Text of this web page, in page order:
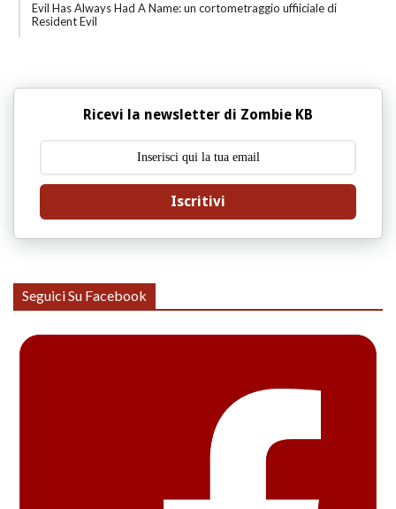
Evil Has Always Had A Name: un cortometraggio uffiiciale di
Resident Evil
Ricevi la newsletter di Zombie KB
Iscritivi
Seguici Su Facebook